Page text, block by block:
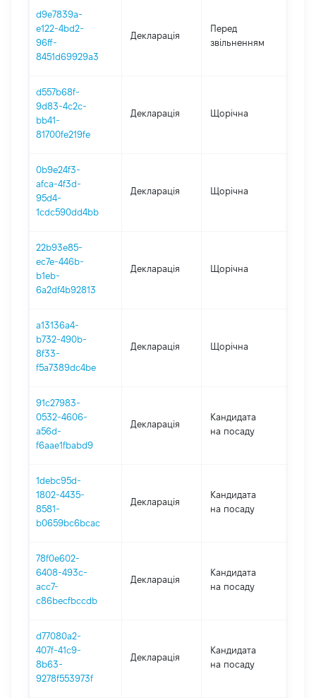
d9e7839a-
e122-4bd2-
96ff-
8451d69929a3
Декларація
Перед
звільненням
d557b68f-
9d83-4c2c-
bb41-
81700fe219fe
Декларація Щорічна
0b9e24f3-
afca-4f3d-
95d4-
1cdc590dd4bb
Декларація Щорічна
22b93e85-
ec7e-446b-
b1eb-
6a2df4b92813
Декларація Щорічна
a13136a4-
b732-490b-
8f33-
f5a7389dc4be
Декларація Щорічна
91c27983-
0532-4606-
a56d-
f6aae1fbabd9
Декларація
Кандидата
на посаду
1debc95d-
1802-4435-
8581-
b0659bc6bcac
Декларація
Кандидата
на посаду
78f0e602-
6408-493c-
acc7-
c86becfbccdb
Декларація
Кандидата
на посаду
d77080a2-
407f-41c9-
8b63-
9278f553973f
Декларація
Кандидата
на посаду